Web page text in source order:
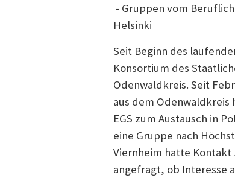
- Gruppen vom
Helsinki
Seit Beginn des
Konsortium des
Odenwaldkreis. Seit
aus dem Odenwaldkreis
EGS zum Austausch in
eine Gruppe nach
Viernheim hatte Kontakt
angefragt, ob Interesse